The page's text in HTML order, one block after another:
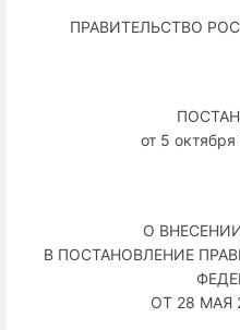
ПРАВИТЕЛЬСТВО
от 5
О
В ПОСТАНОВЛЕНИЕ
ОТ 28 МАЯ